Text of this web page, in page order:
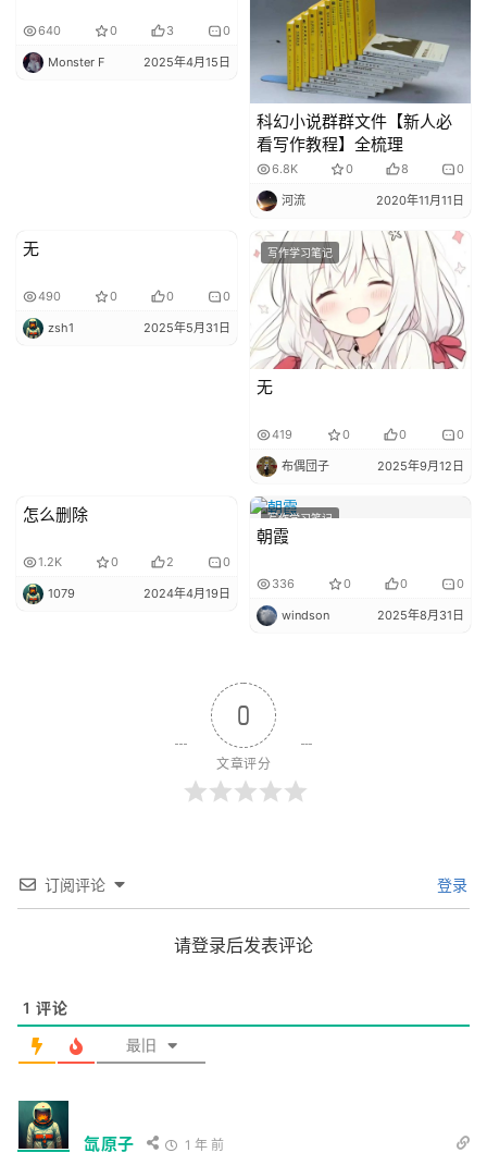
零
重
稿
文
章
主
题
注册
640 0 3 0
Monster F 2025年4月15日
科幻小说群群文件【新人必
看写作教程】全梳理
6.8K 0 8 0
河流 2020年11月11日
写作学习笔记
无
490 0 0 0
zsh1 2025年5月31日
写作学习笔记
无
419 0 0 0
布偶団子 2025年9月12日
写作学习笔记
怎么删除
1.2K 0 2 0
1079 2024年4月19日
写作学习笔记
朝霞
336 0 0 0
windson 2025年8月31日
0
文章评分
订阅评论 登录
请登录后发表评论
1 评论
最旧
氙原子 1 年 前